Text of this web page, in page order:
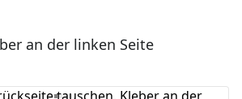
Kommentar hinzufügen
an der linken Seite